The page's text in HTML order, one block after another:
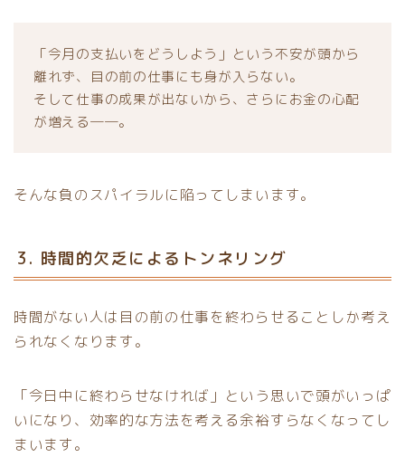
「今月の支払いをどうしよう」という不安が頭から
離れず、目の前の仕事にも身が入らない。
そして仕事の成果が出ないから、さらにお金の心配
が増える――。
そんな負のスパイラルに陥ってしまいます。
3. 時間的欠乏によるトンネリング
時間がない人は目の前の仕事を終わらせることしか考え
られなくなります。
「今日中に終わらせなければ」という思いで頭がいっぱ
いになり、効率的な方法を考える余裕すらなくなってし
まいます。